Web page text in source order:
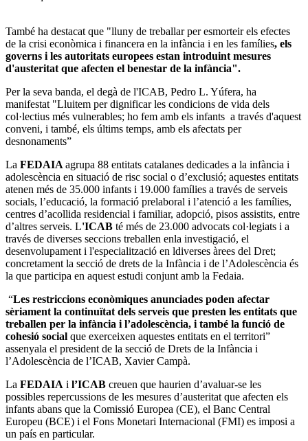
També ha destacat que "lluny de treballar per esmorteir els efectes
de la crisi econòmica i financera en la infància i en les famílies, els
governs i les autoritats europees estan introduint mesures
d'austeritat que afecten el benestar de la infància".
Per la seva banda, el degà de l'ICAB, Pedro L. Yúfera, ha
manifestat "Lluitem per dignificar les condicions de vida dels
col·lectius més vulnerables; ho fem amb els infants a través d'aquest
conveni, i també, els últims temps, amb els afectats per
desnonaments”
La FEDAIAagrupa 88 entitats catalanes dedicades a la infància i
adolescència en situació de risc social o d’exclusió; aquestes entitats
atenen més de 35.000 infants i 19.000 famílies a través de serveis
socials, l’educació, la formació prelaboral i l’atenció a les famílies,
centres d’acollida residencial i familiar, adopció, pisos assistits, entre
d’altres serveis. L'ICAB té més de 23.000 advocats col·legiats i a
través de diverses seccions treballen enla investigació, el
desenvolupament i l'especialització en ldiverses àrees del Dret;
concretament la secció de drets de la Infància i de l’Adolescència és
la que participa en aquest estudi conjunt amb la Fedaia.
“Les restriccions econòmiques anunciades poden afectar
sèriament la continuïtat dels serveis que presten les entitats que
treballen per la infància i l’adolescència, i també la funció de
cohesió social que exerceixen aquestes entitats en el territori”
assenyala el president de la secció de Drets de la Infància i
l’Adolescència de l’ICAB, Xavier Campà.
La FEDAIA i l’ICAB creuen que haurien d’avaluar-se les
possibles repercussions de les mesures d’austeritat que afecten els
infants abans que la Comissió Europea (CE), el Banc Central
Europeu (BCE) i el Fons Monetari Internacional (FMI) es imposi a
un país en particular.